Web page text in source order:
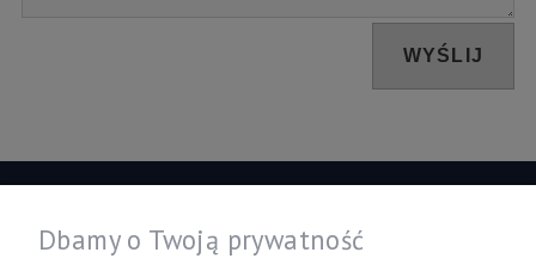
WYŚLIJ
Dbamy o Twoją prywatność